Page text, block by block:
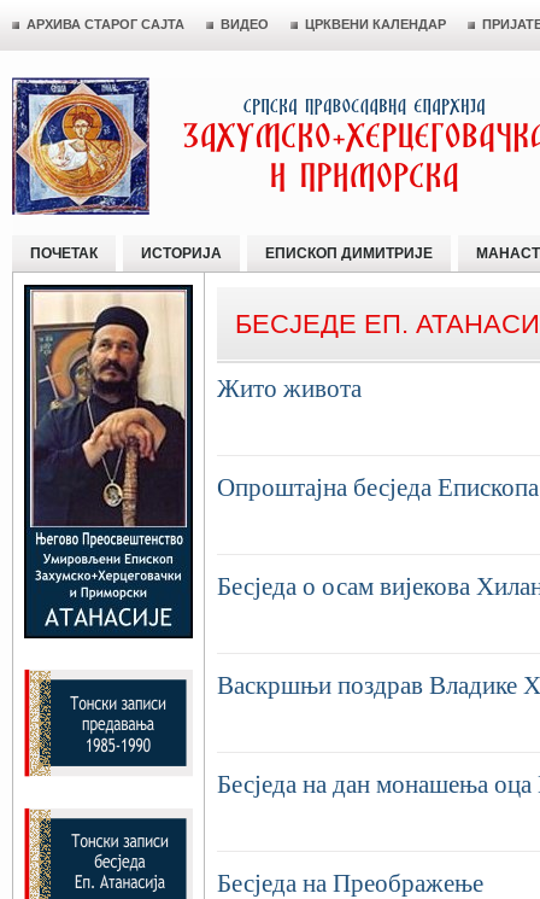
АРХИВА СТАРОГ САЈТА ВИДЕО ЦРКВЕНИ КАЛЕНДАР
ПОЧЕТАК ИСТОРИЈА ЕПИСКОП ДИМИТРИЈЕ
БЕСЈЕДЕ ЕП.
Жито живота
Опроштајна бесједа
Бесједа о осам вијекова
Васкршњи поздрав Владике
Бесједа на дан монашења
Бесједа на Преображење